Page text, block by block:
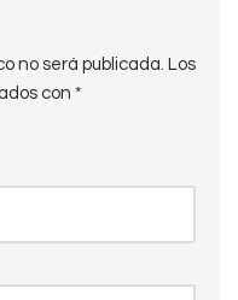
no será publicada. Los
con *